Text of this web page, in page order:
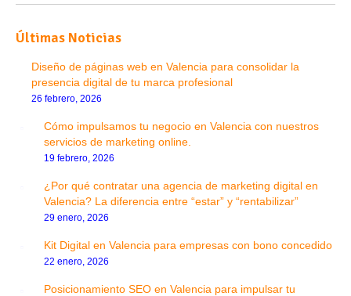
Últimas Noticias
Diseño de páginas web en Valencia para consolidar la
presencia digital de tu marca profesional
26 febrero, 2026
Cómo impulsamos tu negocio en Valencia con nuestros
servicios de marketing online.
19 febrero, 2026
¿Por qué contratar una agencia de marketing digital en
Valencia? La diferencia entre “estar” y “rentabilizar”
29 enero, 2026
Kit Digital en Valencia para empresas con bono concedido
22 enero, 2026
Posicionamiento SEO en Valencia para impulsar tu